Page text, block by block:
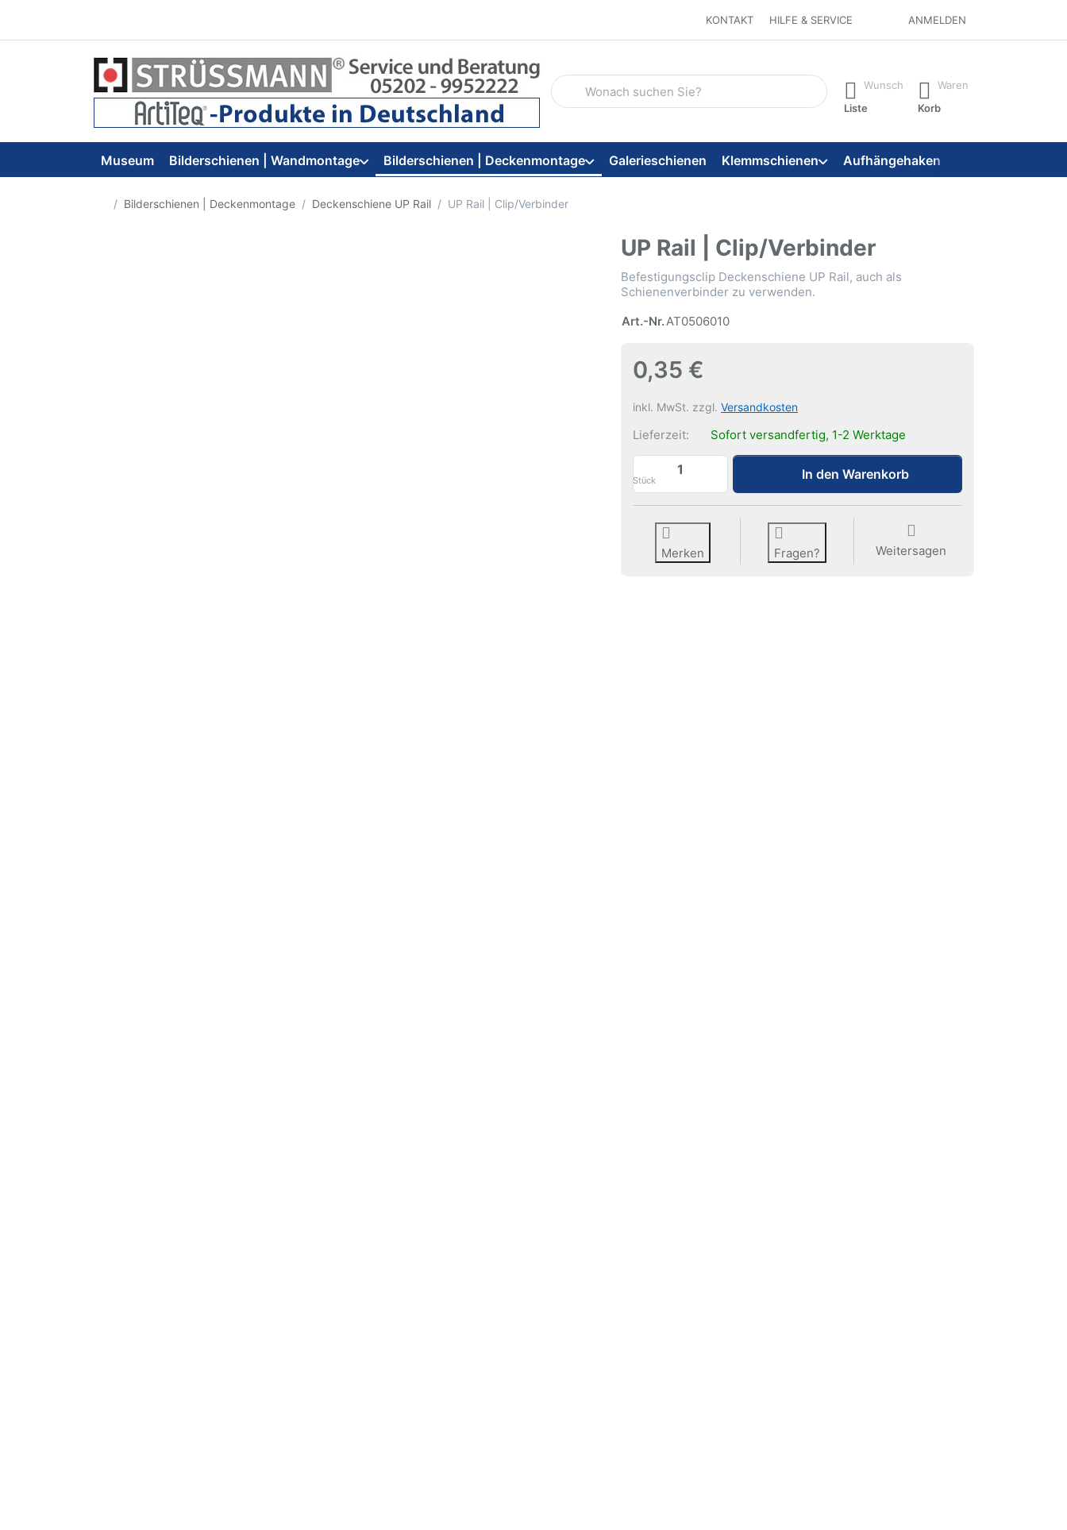
KONTAKT HILFE & SERVICE ANMELDEN
Geben Sie einen Suchbegriff ein. Während Sie tippen, erscheinen automatisch erste
Wunsch
Liste
Waren
Korb
Museum Bilderschienen | Wandmontage Bilderschienen | Deckenmontage Galerieschienen Klemmschienen Aufhängehaken
Startseite
Bilderschienen | Deckenmontage Deckenschiene UP Rail UP Rail | Clip/Verbinder
UP Rail | Clip/Verbinder
Befestigungsclip Deckenschiene UP Rail, auch als
Schienenverbinder zu verwenden.
Art.-Nr.AT0506010
0,35 €
inkl. MwSt. zzgl. Versandkosten
Lieferzeit: Sofort versandfertig, 1-2 Werktage
Stück
UP Rail | Clip/Verbinder zu 0,35 €, Menge 1.
In den Warenkorb
Merken Fragen? Weitersagen